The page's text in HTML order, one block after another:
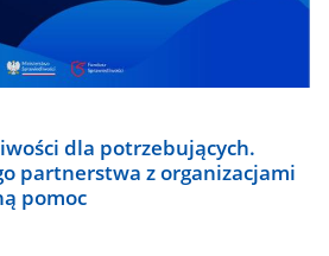
dla potrzebujących.
partnerstwa z organizacjami
pomoc